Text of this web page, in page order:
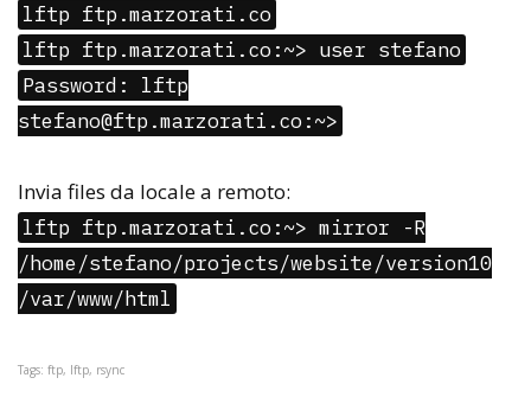
lftp ftp.marzorati.co
lftp ftp.marzorati.co:~> user stefano
Password: lftp
stefano@ftp.marzorati.co:~>
Invia files da locale a remoto:
lftp ftp.marzorati.co:~> mirror -R
/home/stefano/projects/website/version10
/var/www/html
Tags: ftp, lftp, rsync